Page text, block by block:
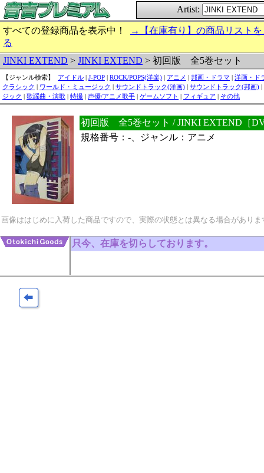
Artist:
すべての登録商品を表示中！
→【在庫有り】の商品リストを
る
JINKI EXTEND > JINKI EXTEND > 初回版 全5巻セット
【ジャンル検索】 アイドル | J-POP | ROCK/POPS(洋楽) | アニメ | 邦画・ドラマ | 洋画・ド
クラシック | ワールド・ミュージック | サウンドトラック(洋画) | サウンドトラック(邦画) |
ジック | 歌謡曲・演歌 | 特撮 | 声優/アニメ歌手 | ゲームソフト | フィギュア | その他
初回版 全5巻セット / JINKI EXTEND［
規格番号：-、ジャンル：アニメ
画像ははじめに入荷した商品ですので、実際の状態とは異なる場合があり
只今、在庫を切らしております。